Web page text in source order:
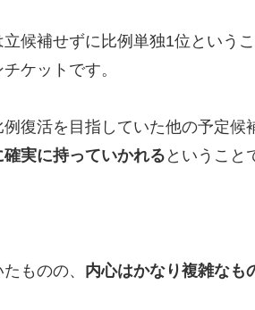
候補せずに比例単独1位という
ケットです。
復活を目指していた他の予定候
実に持っていかれる ということ
ものの、 内心はかなり複雑なも